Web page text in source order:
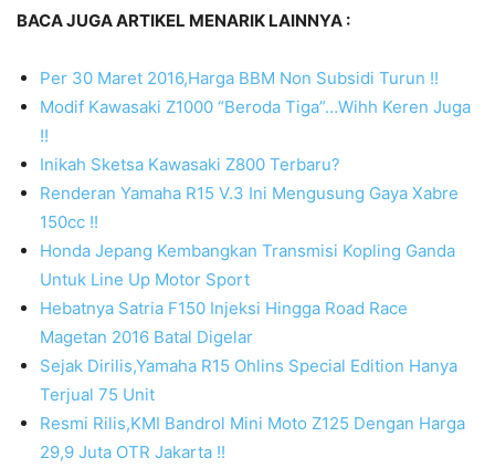
BACA JUGA ARTIKEL MENARIK LAINNYA :
Per 30 Maret 2016,Harga BBM Non Subsidi Turun !!
Modif Kawasaki Z1000 “Beroda Tiga”…Wihh Keren Juga
!!
Inikah Sketsa Kawasaki Z800 Terbaru?
Renderan Yamaha R15 V.3 Ini Mengusung Gaya Xabre
150cc !!
Honda Jepang Kembangkan Transmisi Kopling Ganda
Untuk Line Up Motor Sport
Hebatnya Satria F150 Injeksi Hingga Road Race
Magetan 2016 Batal Digelar
Sejak Dirilis,Yamaha R15 Ohlins Special Edition Hanya
Terjual 75 Unit
Resmi Rilis,KMI Bandrol Mini Moto Z125 Dengan Harga
29,9 Juta OTR Jakarta !!